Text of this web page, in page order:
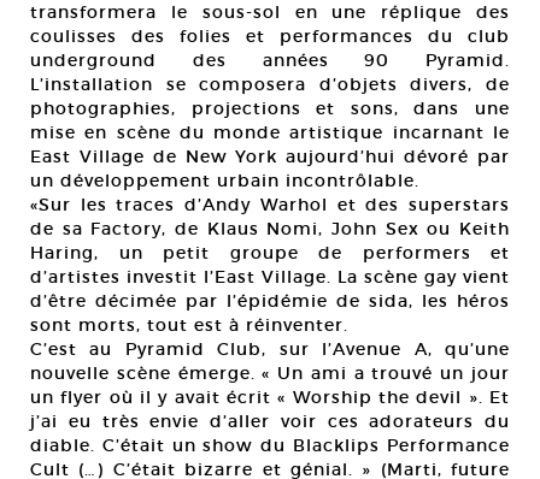
transformera le sous-sol en une réplique des
coulisses des folies et performances du club
underground des années 90 Pyramid.
L’installation se composera d’objets divers, de
photographies, projections et sons, dans une
mise en scène du monde artistique incarnant le
East Village de New York aujourd’hui dévoré par
un développement urbain incontrôlable.
«Sur les traces d’Andy Warhol et des superstars
de sa Factory, de Klaus Nomi, John Sex ou Keith
Haring, un petit groupe de performers et
d’artistes investit l’East Village. La scène gay vient
d’être décimée par l’épidémie de sida, les héros
sont morts, tout est à réinventer.
C’est au Pyramid Club, sur l’Avenue A, qu’une
nouvelle scène émerge. « Un ami a trouvé un jour
un flyer où il y avait écrit « Worship the devil ». Et
j’ai eu très envie d’aller voir ces adorateurs du
diable. C’était un show du Blacklips Performance
Cult (…) C’était bizarre et génial. » (Marti, future